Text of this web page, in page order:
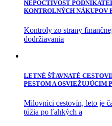
NEPOCTIVOSŤ
KONTROLNÝCH NÁKUPOV
Kontroly zo strany
dodržiavania
LETNÉ ŠŤAVNATÉ
PESTOM A OSVIEŽUJÚCIM
Milovníci cestovín, leto je
túžia po ľahkých a